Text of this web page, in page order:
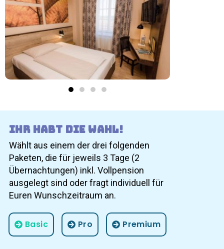
Ihr habt die Wahl!
Wählt aus einem der drei folgenden
Paketen, die für jeweils 3 Tage (2
Übernachtungen) inkl. Vollpension
ausgelegt sind oder fragt individuell für
Euren Wunschzeitraum an.
Basic Pro Premium